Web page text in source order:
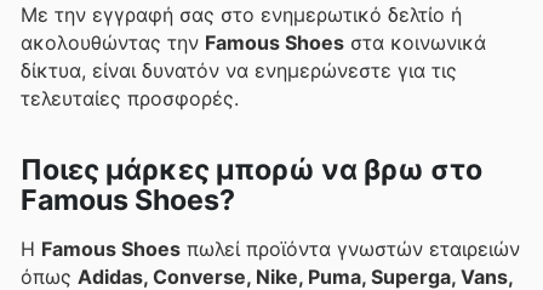
Με την εγγραφή σας στο ενημερωτικό δελτίο ή
ακολουθώντας την Famous Shoes στα κοινωνικά
δίκτυα, είναι δυνατόν να ενημερώνεστε για τις
τελευταίες προσφορές.
Ποιες μάρκες μπορώ να βρω στο
Famous Shoes?
Η Famous Shoes πωλεί προϊόντα γνωστών εταιρειών
όπως Adidas, Converse, Nike, Puma, Superga, Vans,